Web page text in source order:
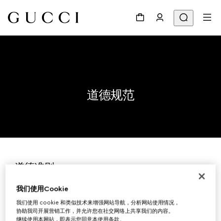
道德规范
道德准则
这既是坚定有力的道德承诺，
也是维系业务永续发展不可或缺的信任原则。
此诚信文化建基于对法律法规的恪遵，
我们使用Cookie
我们使用 cookie 和类似技术来增强网站导航，分析网站使用情况，
协助我司开展营销工作，并允许您在社交网络上共享我们的内容。
继续使用本网站，即表示您同意本使用条款。